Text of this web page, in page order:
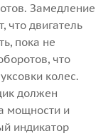
Замедление
что двигатель
пока не
что
колес.
должен
мощности и
индикатор